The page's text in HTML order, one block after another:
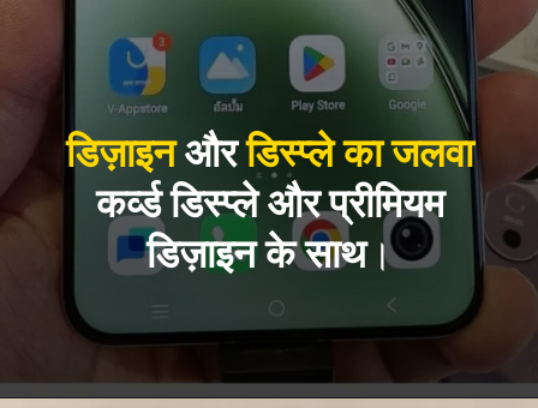
डिज़ाइनऔरडिस्प्ले का जलवा
कर्व्ड डिस्प्ले और प्रीमियम
डिज़ाइन के साथ।